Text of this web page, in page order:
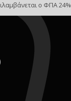
ο ΦΠΑ 24%